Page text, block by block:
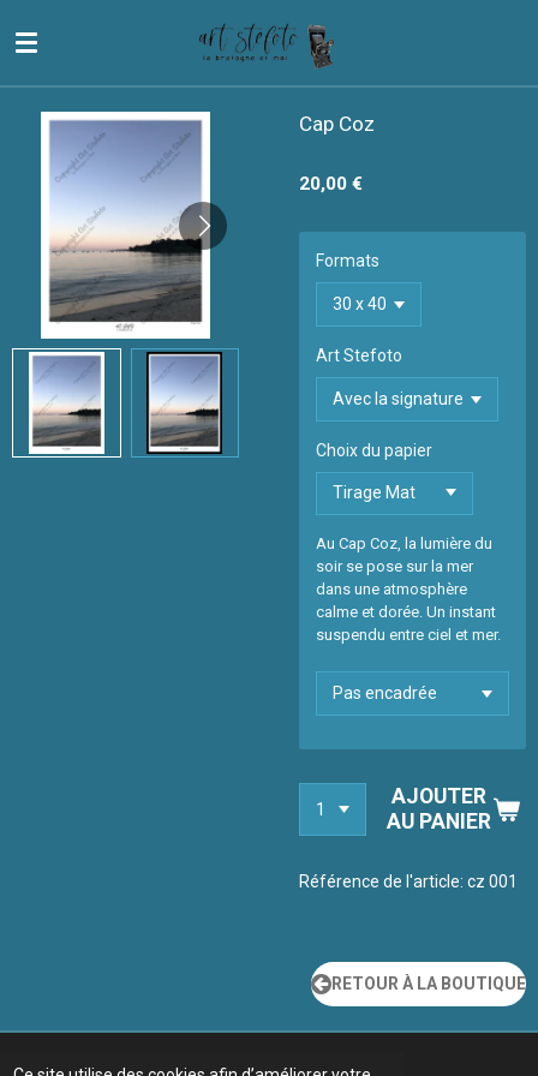
au
Cap Coz
20,00 €
Formats
Art Stefoto
Choix du papier
Au Cap Coz, la lumière du
soir se pose sur la mer
dans une atmosphère
calme et dorée. Un instant
suspendu entre ciel et mer.
AJOUTER
AU PANIER
Référence de l'article: cz 001
RETOUR À LA BOUTIQUE